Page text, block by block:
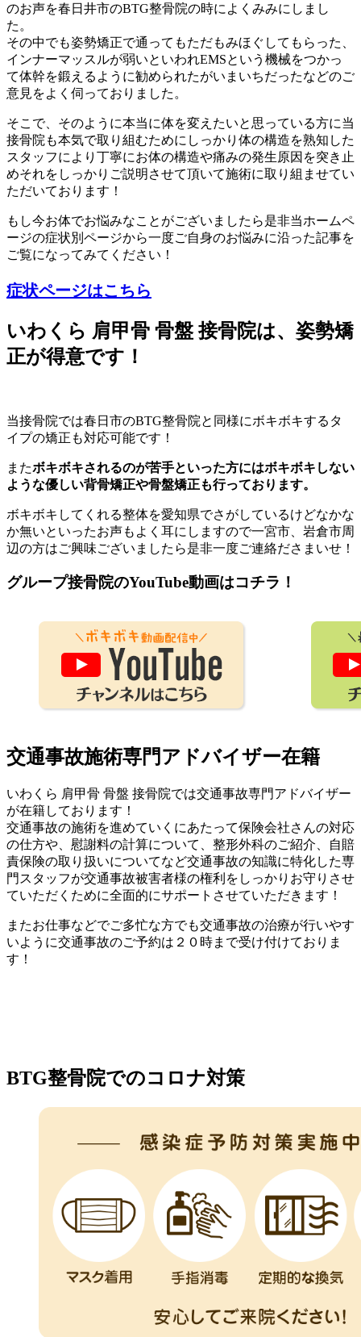
のお声を春日井市のBTG整骨院の時によくみみにしまし
た。
その中でも姿勢矯正で通ってもただもみほぐしてもらった、
インナーマッスルが弱いといわれEMSという機械をつかっ
て体幹を鍛えるように勧められたがいまいちだったなどのご
意見をよく伺っておりました。
そこで、そのように本当に体を変えたいと思っている方に当
接骨院も本気で取り組むためにしっかり体の構造を熟知した
スタッフにより丁寧にお体の構造や痛みの発生原因を突き止
めそれをしっかりご説明させて頂いて施術に取り組ませてい
ただいております！
もし今お体でお悩みなことがございましたら是非当ホームペ
ージの症状別ページから一度ご自身のお悩みに沿った記事を
ご覧になってみてください！
症状ページはこちら
いわくら 肩甲骨 骨盤 接骨院は、姿勢矯
正が得意です！
当接骨院では春日市のBTG整骨院と同様にボキボキするタ
イプの矯正も対応可能です！
またボキボキされるのが苦手といった方にはボキボキしない
ような優しい背骨矯正や骨盤矯正も行っております。
ボキボキしてくれる整体を愛知県でさがしているけどなかな
か無いといったお声もよく耳にしますので一宮市、岩倉市周
辺の方はご興味ございましたら是非一度ご連絡ださまいせ！
グループ接骨院のYouTube動画はコチラ！
交通事故施術専門アドバイザー在籍
いわくら 肩甲骨 骨盤 接骨院では交通事故専門アドバイザー
が在籍しております！
交通事故の施術を進めていくにあたって保険会社さんの対応
の仕方や、慰謝料の計算について、整形外科のご紹介、自賠
責保険の取り扱いについてなど交通事故の知識に特化した専
門スタッフが交通事故被害者様の権利をしっかりお守りさせ
ていただくために全面的にサポートさせていただきます！
またお仕事などでご多忙な方でも交通事故の治療が行いやす
いように交通事故のご予約は２０時まで受け付けておりま
す！
BTG整骨院でのコロナ対策